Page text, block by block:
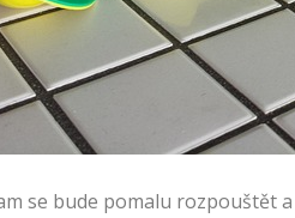
se bude pomalu rozpouštět